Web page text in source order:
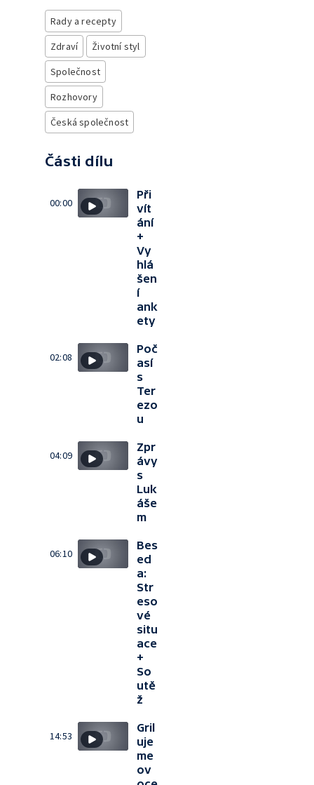
Rady a recepty
Zdraví
Životní styl
Společnost
Rozhovory
Česká společnost
Části dílu
00:00
Při
vít
ání
+
Vy
hlá
šen
í
ank
ety
02:08
Poč
así
s
Ter
ezo
u
04:09
Zpr
ávy
s
Luk
áše
m
06:10
Bes
ed
a:
Str
eso
vé
situ
ace
+
So
utě
ž
14:53
Gril
uje
me
ov